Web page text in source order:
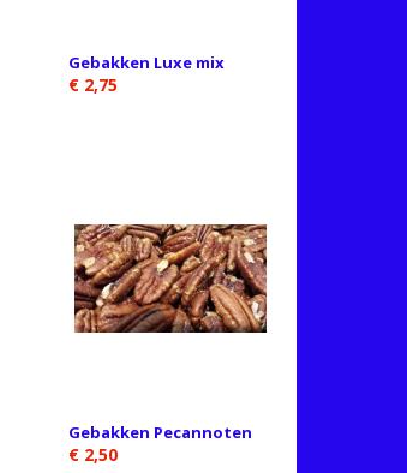
Gebakken Luxe mix
€ 2,75
Gebakken Pecannoten
€ 2,50